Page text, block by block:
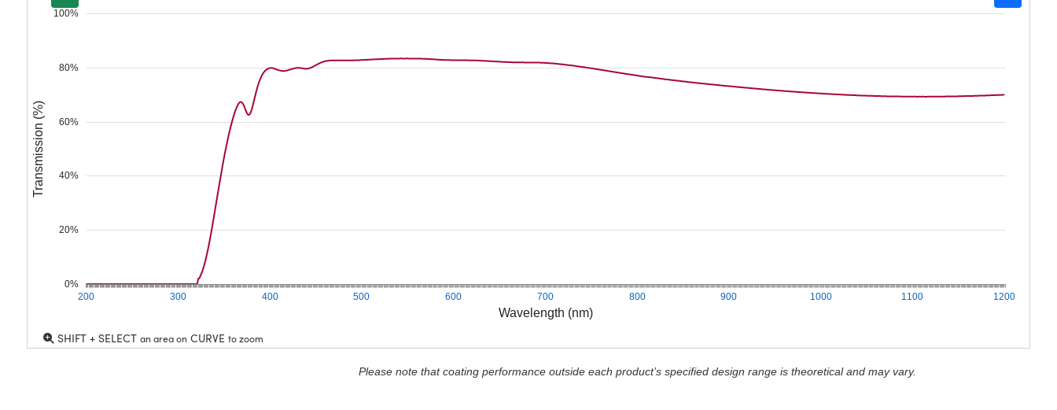
Wavelength (nm)
200 300 400 500 600 700 800 900 1000 1100 1200
0%
20%
40%
60%
80%
100%
Transmission (%)
SHIFT + SELECT an area onCURVE to zoom
Please note that coating performance outside each product’s specified design range is theoretical and may vary.